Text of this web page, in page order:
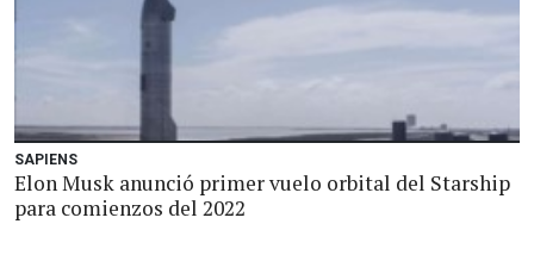
SAPIENS
Elon Musk anunció primer vuelo orbital del Starship
para comienzos del 2022